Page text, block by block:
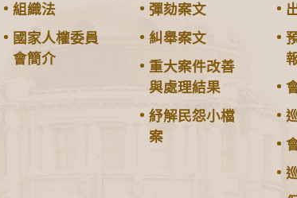
組織法
國家人權委員
會簡介
彈劾案文
糾舉案文
重大案件改善
與處理結果
紓解民怨小檔
案